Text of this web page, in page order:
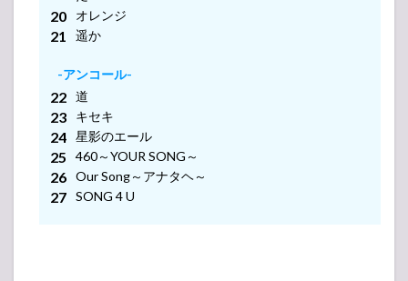
オレンジ
遥か
-アンコール-
道
キセキ
星影のエール
460～YOUR SONG～
Our Song～アナタヘ～
SONG 4 U